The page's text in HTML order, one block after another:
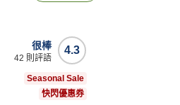
4.3
很棒
42 則評語
Seasonal Sale
快閃優惠券